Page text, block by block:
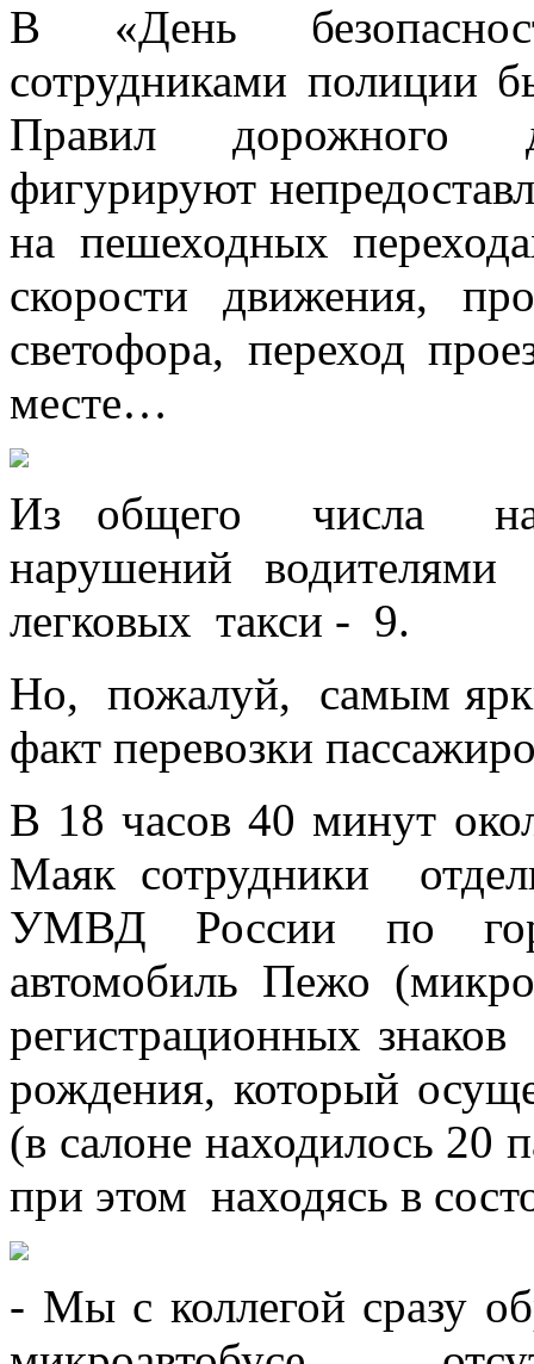
В «День
сотрудниками полиции
Правил дорожного
фигурируют
на пешеходных
скорости движения,
светофора, переход
месте…
Из общего числа
нарушений
легковых такси - 9.
Но, пожалуй, самым
факт перевозки
В 18 часов 40 минут
Маяк сотрудники
УМВД России по
автомобиль Пежо
регистрационных
рождения, который
(в салоне находилось
при этом находясь в
- Мы с коллегой сразу